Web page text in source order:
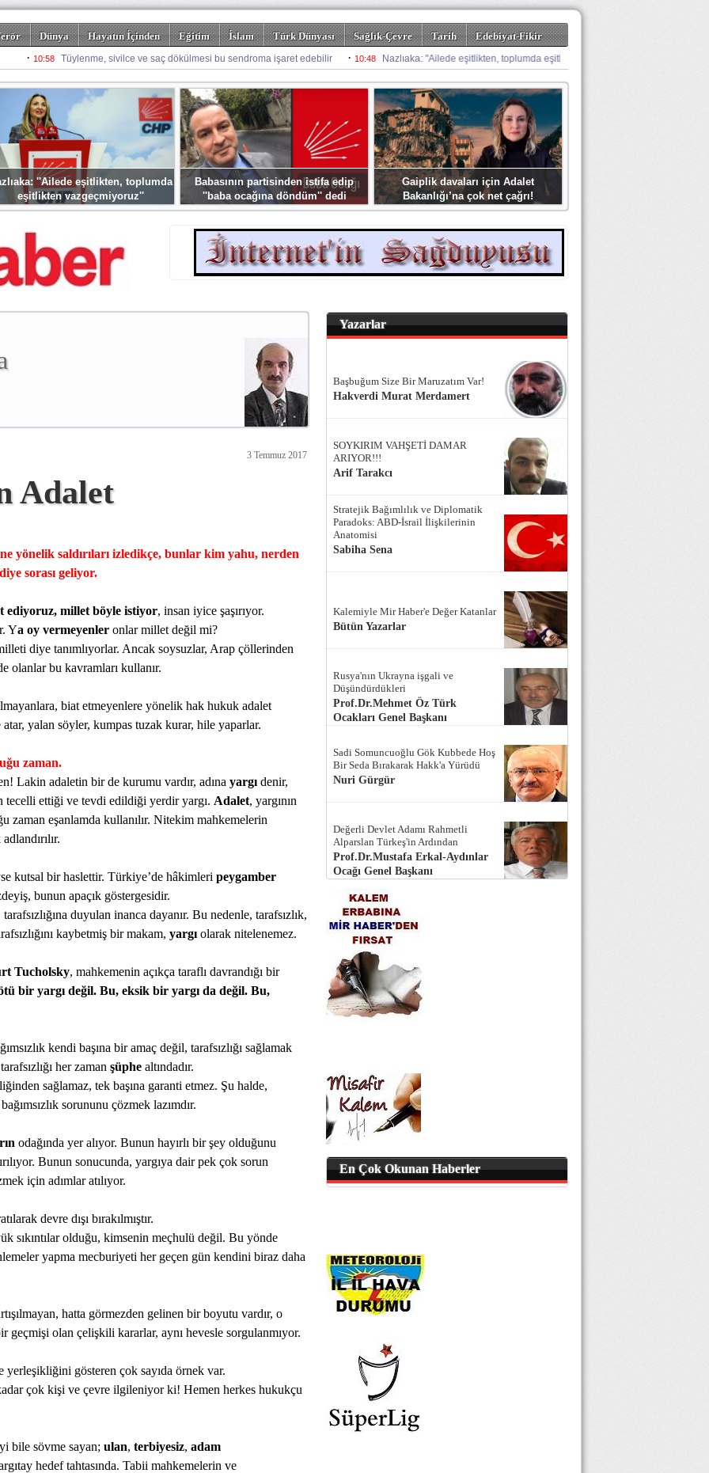
Dünya Hayatın İçinden Eğitim İslam Türk Dünyası Sağlık-Çevre Tarih
Edebiyat-Fikir
Spor Misafir Kalem Foto Galeriler
''Ailede eşitlikten, toplumda
eşitlikten vazgeçmiyoruz''
Babasının partisinden istifa edip
''baba ocağına döndüm'' dedi
Gaiplik davaları için Adalet
Bakanlığı’na çok net çağrı!
3 Temmuz 2017
Adalet
yönelik saldırıları izledikçe, bunlar kim yahu, nerden
sorası geliyor.
ediyoruz, millet böyle istiyor, insan iyice şaşırıyor.
Ya oy vermeyenler onlar millet değil mi?
diye tanımlıyorlar. Ancak soysuzlar, Arap çöllerinden
olanlar bu kavramları kullanır.
biat etmeyenlere yönelik hak hukuk adalet
yalan söyler, kumpas tuzak kurar, hile yaparlar.
zaman.
Lakin adaletin bir de kurumu vardır, adına yargı denir,
ettiği ve tevdi edildiği yerdir yargı. Adalet, yargının
zaman eşanlamda kullanılır. Nitekim mahkemelerin
kutsal bir haslettir. Türkiye’de hâkimleri peygamber
bunun apaçık göstergesidir.
tarafsızlığına duyulan inanca dayanır. Bu nedenle, tarafsızlık,
kaybetmiş bir makam, yargı olarak nitelenemez.
Tucholsky, mahkemenin açıkça taraflı davrandığı bir
bir yargı değil. Bu, eksik bir yargı da değil. Bu,
kendi başına bir amaç değil, tarafsızlığı sağlamak
her zaman şüphe altındadır.
sağlamaz, tek başına garanti etmez. Şu halde,
sorununu çözmek lazımdır.
odağında yer alıyor. Bunun hayırlı bir şey olduğunu
Bunun sonucunda, yargıya dair pek çok sorun
için adımlar atılıyor.
devre dışı bırakılmıştır.
sıkıntılar olduğu, kimsenin meçhulü değil. Bu yönde
yapma mecburiyeti her geçen gün kendini biraz daha
hatta görmezden gelinen bir boyutu vardır, o
geçmişi olan çelişkili kararlar, aynı hevesle sorgulanmıyor.
yerleşikliğini gösteren çok sayıda örnek var.
çok kişi ve çevre ilgileniyor ki! Hemen herkes hukukçu
bile sövme sayan; ulan, terbiyesiz, adam
hedef tahtasında. Tabii mahkemelerin ve
Yazarlar
Başbuğum Size Bir Maruzatım Var!
Hakverdi Murat Merdamert
SOYKIRIM VAHŞETİ DAMAR
ARIYOR!!!
Arif Tarakcı
Stratejik Bağımlılık ve Diplomatik
Paradoks: ABD-İsrail İlişkilerinin
Anatomisi
Sabiha Sena
Kalemiyle Mir Haber'e Değer Katanlar
Bütün Yazarlar
Rusya'nın Ukrayna işgali ve
Düşündürdükleri
Prof.Dr.Mehmet Öz Türk
Ocakları Genel Başkanı
Sadi Somuncuoğlu Gök Kubbede Hoş
Bir Seda Bırakarak Hakk'a Yürüdü
Nuri Gürgür
Değerli Devlet Adamı Rahmetli
Alparslan Türkeş'in Ardından
Prof.Dr.Mustafa Erkal-Aydınlar
Ocağı Genel Başkanı
En Çok Okunan Haberler